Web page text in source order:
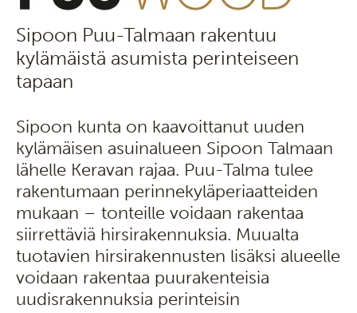
Sipoon Puu-Talmaan rakentuu
kylämäistä asumista perinteiseen
tapaan
Sipoon kunta on kaavoittanut uuden
kylämäisen asuinalueen Sipoon Talmaan
lähelle Keravan rajaa. Puu-Talma tulee
rakentumaan perinnekyläperiaatteiden
mukaan – tonteille voidaan rakentaa
siirrettäviä hirsirakennuksia. Muualta
tuotavien hirsirakennusten lisäksi alueelle
voidaan rakentaa puurakenteisia
uudisrakennuksia perinteisin